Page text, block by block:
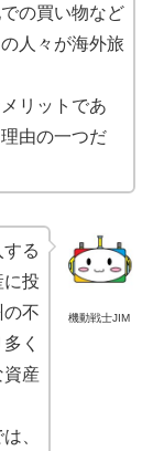
の買い物など
人々が海外旅
リットであ
由の一つだ
機動戦士JIM
る
に投
の不
く
産
、